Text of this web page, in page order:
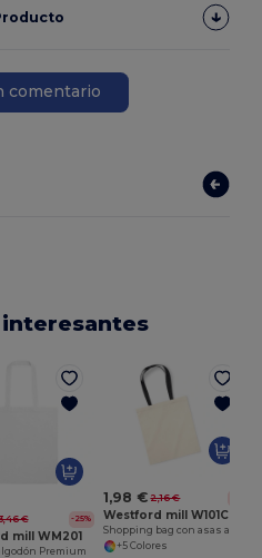
comentario
€ -25%
mill WM201
Premium
1,98 € 2,16 €
Westford mill W101C
+5 Colores